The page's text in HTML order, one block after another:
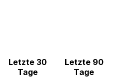
Letzte 30
Tage
Letzte 90
Tage